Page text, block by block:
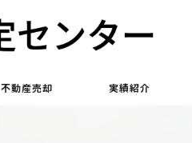
不動産売却 実績紹介